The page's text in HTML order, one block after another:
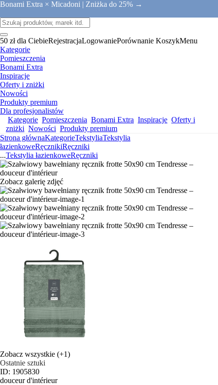
Bonami Extra × Micadoni | Zniżka do 25% →
50 zł dla CiebieRejestracjaLogowaniePorównanie KoszykMenu
Kategorie
Pomieszczenia
Bonami Extra
Inspiracje
Oferty i zniżki
Nowości
Produkty premium
Dla profesjonalistów
Kategorie Pomieszczenia Bonami Extra Inspiracje Oferty i
zniżki Nowości Produkty premium
Strona głównaKategorieTekstyliaTekstylia
łazienkoweRęcznikiRęczniki
...Tekstylia łazienkoweRęczniki
Zobacz galerię zdjęć
Zobacz wszystkie (+1)
Ostatnie sztuki
ID: 1905830
douceur d'intérieur